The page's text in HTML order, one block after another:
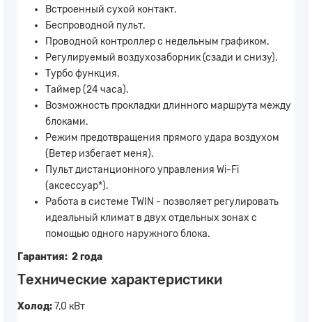
Встроенный сухой контакт.
Беспроводной пульт.
Проводной контроллер с недельным графиком.
Регулируемый воздухозаборник (сзади и снизу).
Турбо функция.
Таймер (24 часа).
Возможность прокладки длинного маршрута между
блоками.
Режим предотвращения прямого удара воздухом
(Ветер избегает меня).
Пульт дистанционного управления Wi-Fi
(аксессуар*).
Работа в системе TWIN - позволяет регулировать
идеальный климат в двух отдельных зонах с
помощью одного наружного блока.
Гарантия: 2 года
Технические характеристики
Холод:7,0 кВт